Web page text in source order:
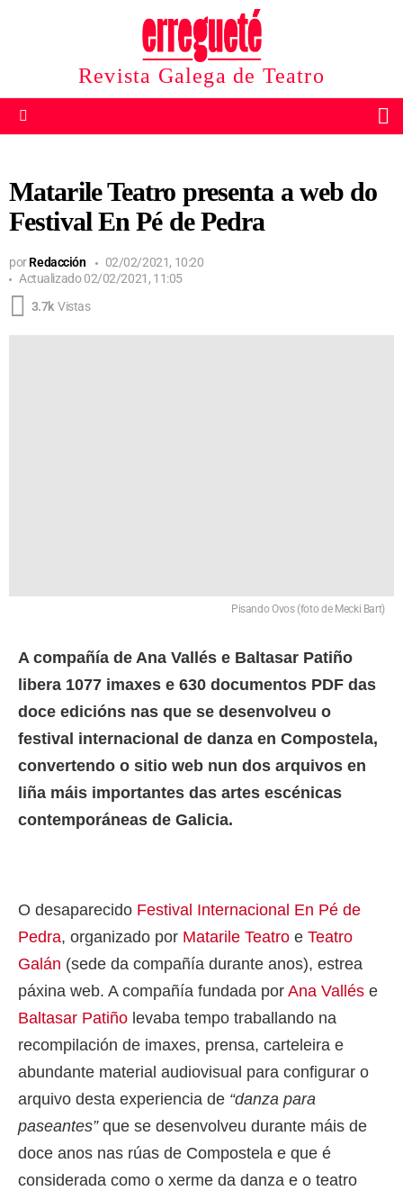
Revista Galega de Teatro
Matarile Teatro presenta a web do
Festival En Pé de Pedra
por Redacción
02/02/2021, 10:20
Actualizado02/02/2021, 11:05
3.7k Vistas
Pisando Ovos (foto de Mecki Bart)
A compañía de Ana Vallés e Baltasar Patiño
libera 1077 imaxes e 630 documentos PDF das
doce edicións nas que se desenvolveu o
festival internacional de danza en Compostela,
convertendo o sitio web nun dos arquivos en
liña máis importantes das artes escénicas
contemporáneas de Galicia.
O desaparecido Festival Internacional En Pé de
Pedra, organizado por Matarile Teatro e Teatro
Galán (sede da compañía durante anos), estrea
páxina web. A compañía fundada por Ana Vallés e
Baltasar Patiño levaba tempo traballando na
recompilación de imaxes, prensa, carteleira e
abundante material audiovisual para configurar o
arquivo desta experiencia de “danza para
paseantes”que se desenvolveu durante máis de
doce anos nas rúas de Compostela e que é
considerada como o xerme da danza e o teatro